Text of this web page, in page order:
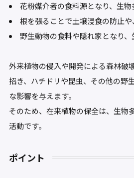
花粉媒介者の食料源となり、生物
根を張ることで土壌浸食の防止
野生動物の食料や隠れ家となり
外来植物の侵入や開発による森林破
招き、ハチドリや昆虫、その他の野
な影響を与えます。
そのため、在来植物の保全は、生物
活動です。
ポイント